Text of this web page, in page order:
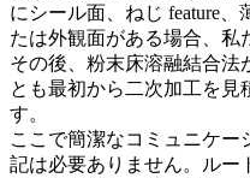
にシール面、ねじ feature
たは外観面がある場合、私
その後、 粉末床溶融結合法
とも最初から二次加工を見
す。
ここで簡潔なコミュニケー
記は必要ありません。ルー